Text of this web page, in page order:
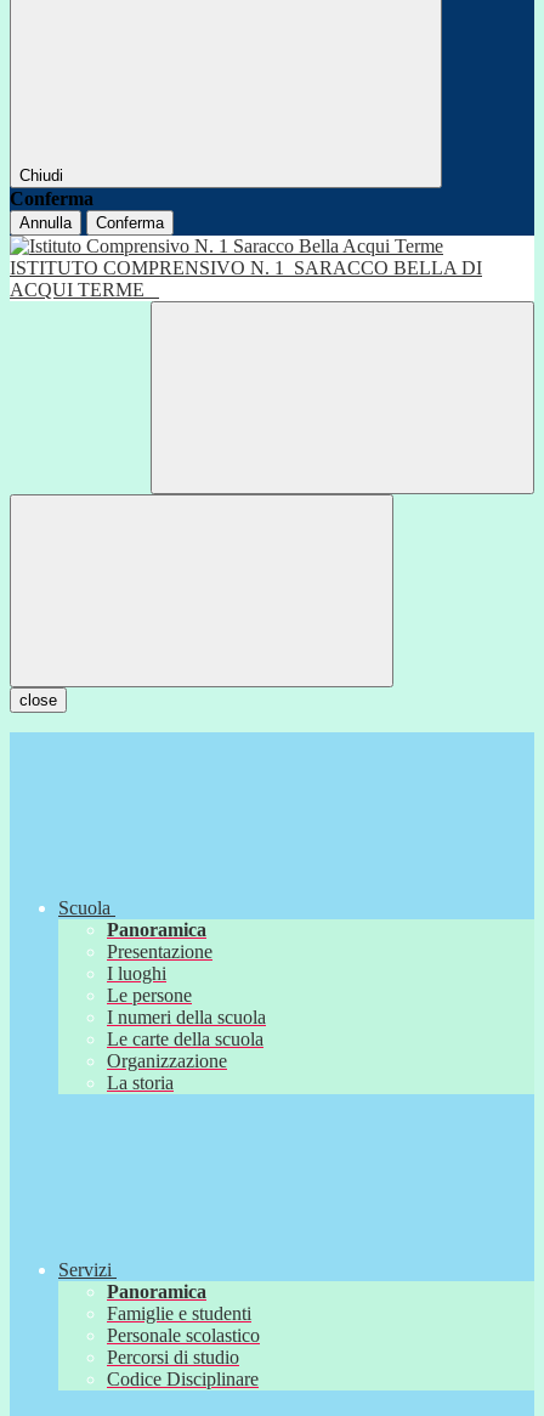
Chiudi
Conferma
Annulla Conferma
ISTITUTO COMPRENSIVO N. 1
SARACCO BELLA DI
ACQUI TERME
close
Scuola
Panoramica
Presentazione
I luoghi
Le persone
I numeri della scuola
Le carte della scuola
Organizzazione
La storia
Servizi
Panoramica
Famiglie e studenti
Personale scolastico
Percorsi di studio
Codice Disciplinare